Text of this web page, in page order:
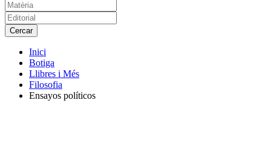
Inici
Botiga
Llibres i Més
Filosofia
Ensayos políticos